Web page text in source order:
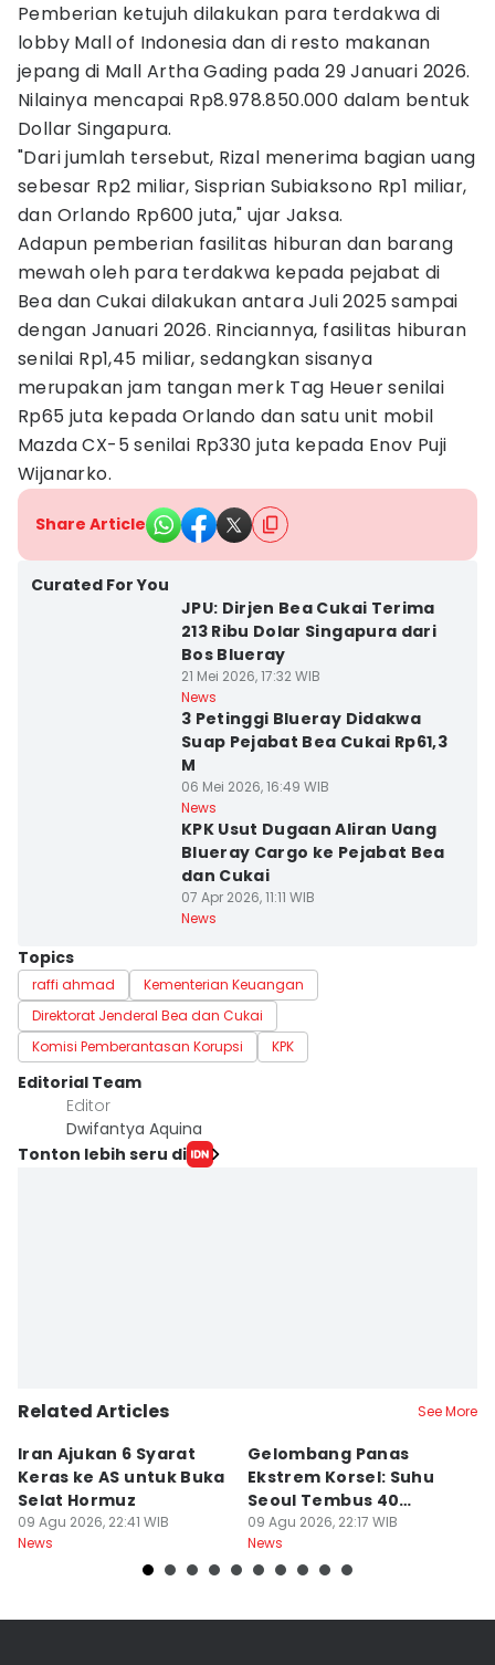
Pemberian ketujuh dilakukan para terdakwa di
lobby Mall of Indonesia dan di resto makanan
jepang di Mall Artha Gading pada 29 Januari 2026.
Nilainya mencapai Rp8.978.850.000 dalam bentuk
Dollar Singapura.
"Dari jumlah tersebut, Rizal menerima bagian uang
sebesar Rp2 miliar, Sisprian Subiaksono Rp1 miliar,
dan Orlando Rp600 juta," ujar Jaksa.
Adapun pemberian fasilitas hiburan dan barang
mewah oleh para terdakwa kepada pejabat di
Bea dan Cukai dilakukan antara Juli 2025 sampai
dengan Januari 2026. Rinciannya, fasilitas hiburan
senilai Rp1,45 miliar, sedangkan sisanya
merupakan jam tangan merk Tag Heuer senilai
Rp65 juta kepada Orlando dan satu unit mobil
Mazda CX-5 senilai Rp330 juta kepada Enov Puji
Wijanarko.
Share Article
Curated For You
JPU: Dirjen Bea Cukai Terima
213 Ribu Dolar Singapura dari
Bos Blueray
21 Mei 2026, 17:32 WIB
News
3 Petinggi Blueray Didakwa
Suap Pejabat Bea Cukai Rp61,3
M
06 Mei 2026, 16:49 WIB
News
KPK Usut Dugaan Aliran Uang
Blueray Cargo ke Pejabat Bea
dan Cukai
07 Apr 2026, 11:11 WIB
News
Topics
raffi ahmad
Kementerian Keuangan
Direktorat Jenderal Bea dan Cukai
Komisi Pemberantasan Korupsi
KPK
Editorial Team
Editor
Dwifantya Aquina
Tonton lebih seru di
Related Articles See More
Iran Ajukan 6 Syarat
Keras ke AS untuk Buka
Selat Hormuz
09 Agu 2026, 22:41 WIB
News
Gelombang Panas
Ekstrem Korsel: Suhu
Seoul Tembus 40
Derajat Celcius
09 Agu 2026, 22:17 WIB
News